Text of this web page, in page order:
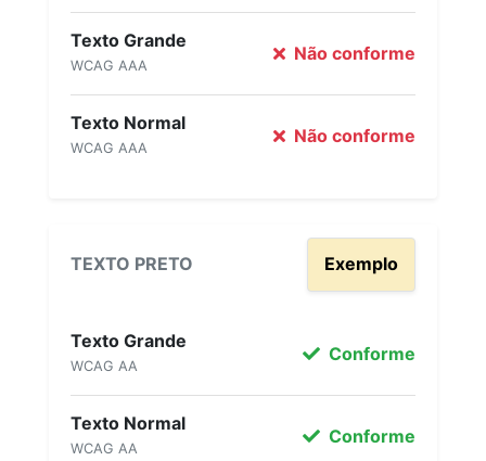
Texto Grande
WCAG AAA
Não conforme
Texto Normal
WCAG AAA
Não conforme
TEXTO PRETO Exemplo
Texto Grande
WCAG AA
Conforme
Texto Normal
WCAG AA
Conforme